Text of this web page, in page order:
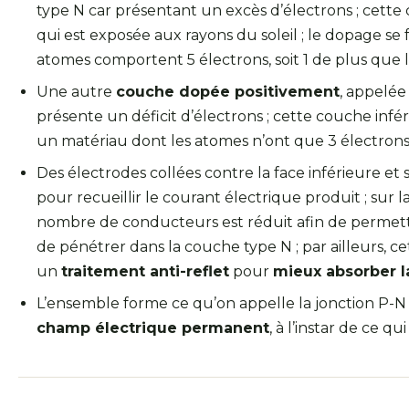
type N car présentant un excès d’électrons ;
qui est exposée aux rayons du soleil ; le dopage
atomes comportent 5 électrons, soit 1 de plus que
Une autre couche dopée positivement,
présente un déficit d’électrons ; cette couche
un matériau dont les atomes n’ont que 3
Des électrodes collées contre la face inférieure
pour recueillir le courant électrique produit ; sur
nombre de conducteurs est réduit afin de
de pénétrer dans la couche type N ; par ailleurs,
un traitement anti-reflet pour mieux absorber
L’ensemble forme ce qu’on appelle la jonction
champ électrique permanent, à l’instar de ce